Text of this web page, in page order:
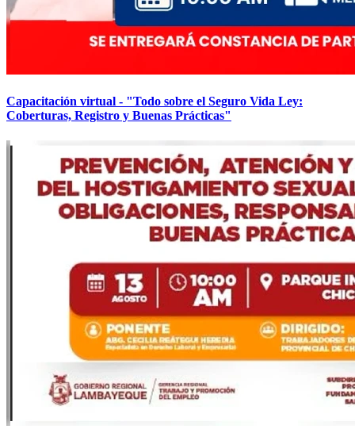
Capacitación virtual - "Todo sobre el Seguro Vida Ley:
Coberturas, Registro y Buenas Prácticas"